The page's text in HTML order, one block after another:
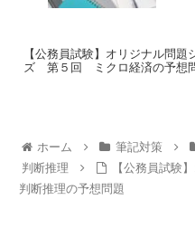
【公務員試験】オリジナル問題
ズ 第５回 ミクロ経済の予想
ホーム 筆記対策
判断推理
【公務員試験
判断推理の予想問題